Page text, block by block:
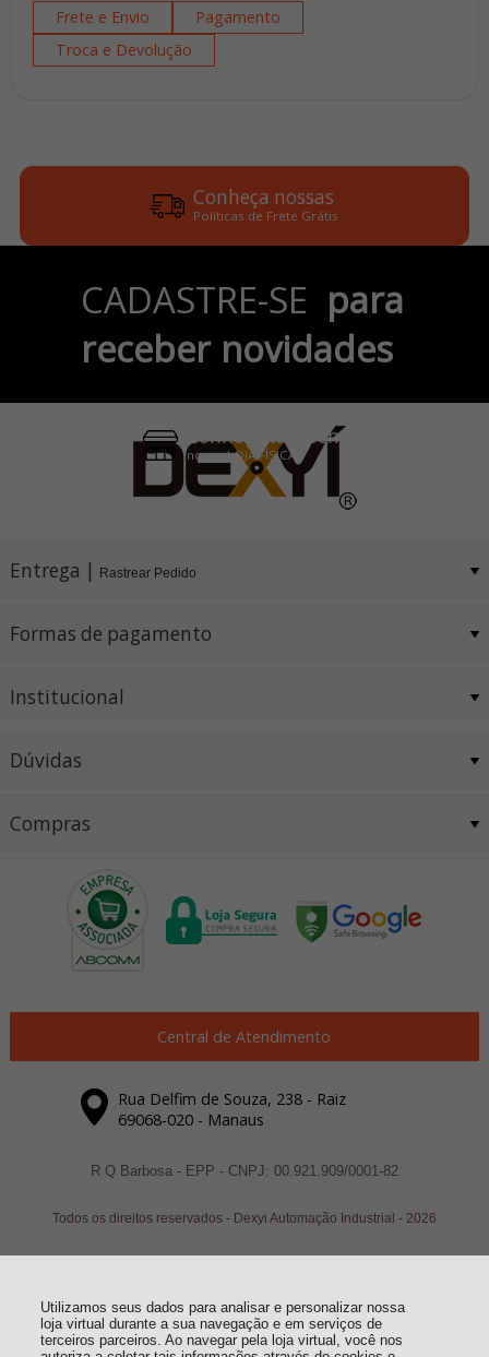
Utilizamos seus dados para analisar e personalizar nossa
loja virtual durante a sua navegação e em serviços de
terceiros parceiros. Ao navegar pela loja virtual, você nos
Frete e Envio
Pagamento
Troca e Devolução
Conheça nossas
Politicas de Frete Grátis
no Cartão de Crédito
Pix e Boleto
Conheça também
nossa LOJA FÍSICA
CADASTRE-SE para
receber novidades
Entrega | Rastrear Pedido
Formas de pagamento
Institucional
Dúvidas
Compras
Central de Atendimento
Rua Delfim de Souza, 238 - Raiz
69068-020 - Manaus
R Q Barbosa - EPP - CNPJ: 00.921.909/0001-82
Todos os direitos reservados -Dexyi Automação Industrial -2026